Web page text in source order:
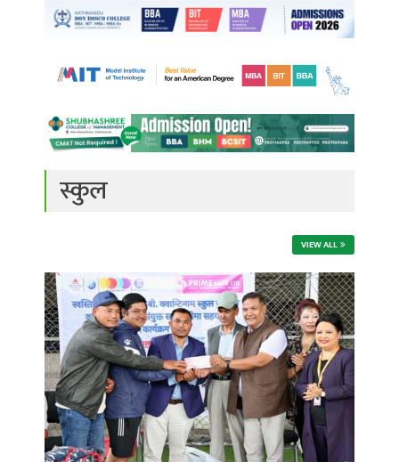
स्कुल
VIEW ALL